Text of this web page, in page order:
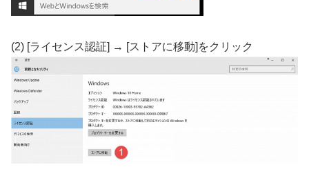
(2) [ライセンス認証] → [ストアに移動]をクリック